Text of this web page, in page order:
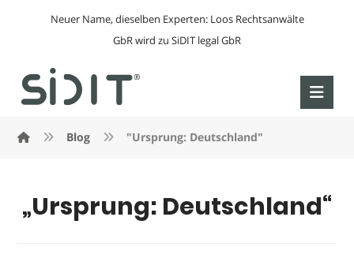
Neuer Name, dieselben Experten: Loos Rechtsanwälte
GbR wird zu SiDIT legal GbR
Blog "Ursprung: Deutschland"
„Ursprung: Deutschland“